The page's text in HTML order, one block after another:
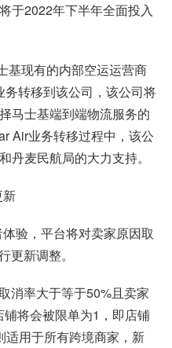
于2022年下半年全面投入
基现有的内部空运运营商
转移到该公司，该公司将
马士基端到端物流服务的
Air业务转移过程中，该公
丹麦民航局的大力支持。
新
验，平台将对卖家原因取
更新调整。
消率大于等于50%且卖家
将会被限单为1，即店铺
用于所有跨境商家，新